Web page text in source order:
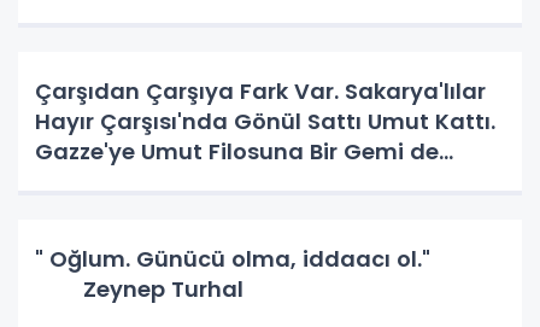
Çarşıdan Çarşıya Fark Var. Sakarya'lılar
Hayır Çarşısı'nda Gönül Sattı Umut Kattı.
Gazze'ye Umut Filosuna Bir Gemi de
" Oğlum. Günücü olma, iddaacı ol."
Zeynep Turhal